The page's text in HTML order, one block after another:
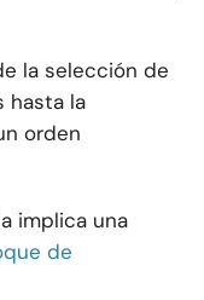
la selección de
hasta la
orden
implica una
de